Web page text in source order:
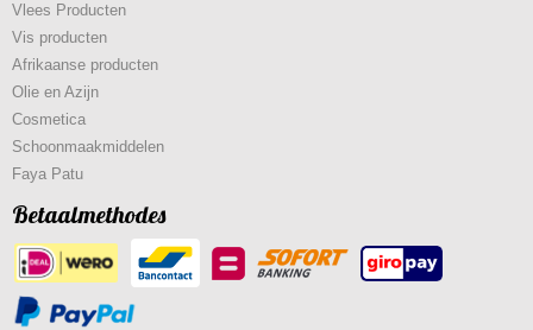
Vlees Producten
Vis producten
Afrikaanse producten
Olie en Azijn
Cosmetica
Schoonmaakmiddelen
Faya Patu
Betaalmethodes